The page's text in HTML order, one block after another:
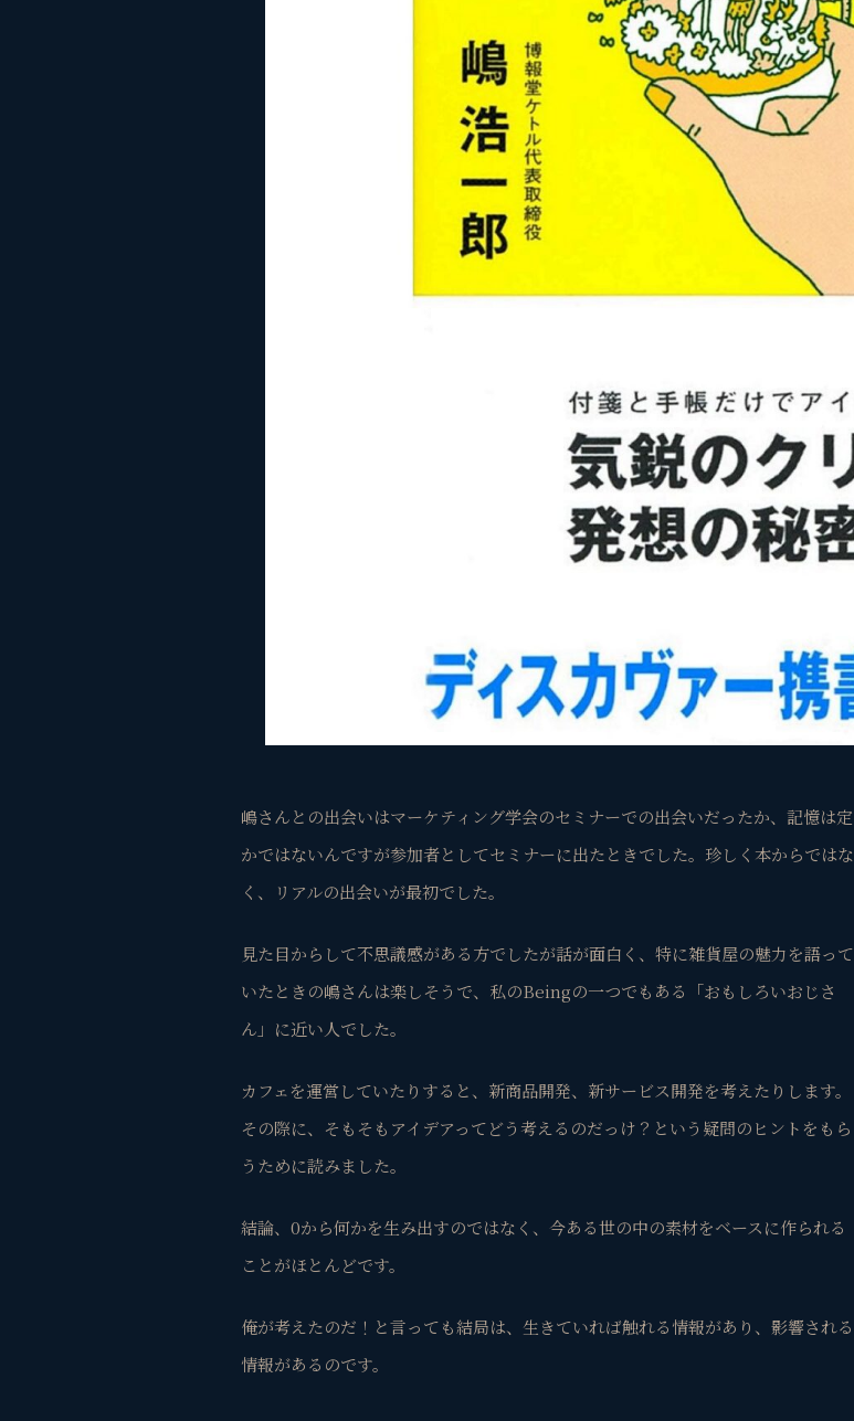
嶋さんとの出会いはマーケティング学会のセミナーでの出会いだったか、記憶は定
かではないんですが参加者としてセミナーに出たときでした。珍しく本からではな
く、リアルの出会いが最初でした。
見た目からして不思議感がある方でしたが話が面白く、特に雑貨屋の魅力を語って
いたときの嶋さんは楽しそうで、私のBeingの一つでもある
「おもしろいおじさ
ん」 に近い人でした。
カフェを運営していたりすると、新商品開発、新サービス開発を考えたりします。
その際に、そもそもアイデアってどう考えるのだっけ？という疑問のヒントをもら
うために読みました。
結論、 0から何かを生み出すのではなく、今ある世の中の素材をベースに作られる
ことがほとんどです。
俺が考えたのだ！と言っても結局は、生きていれば触れる情報があり、影響される
情報があるのです。